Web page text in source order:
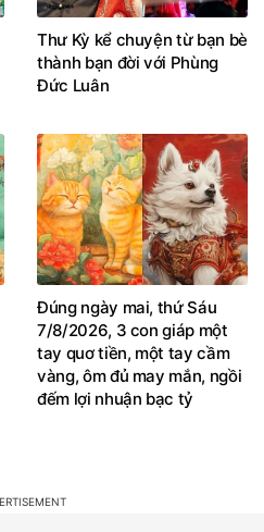
Thư Kỳ kể chuyện từ bạn bè
thành bạn đời với Phùng
Đức Luân
Đúng ngày mai, thứ Sáu
7/8/2026, 3 con giáp một
tay quơ tiền, một tay cầm
vàng, ôm đủ may mắn, ngồi
đếm lợi nhuận bạc tỷ